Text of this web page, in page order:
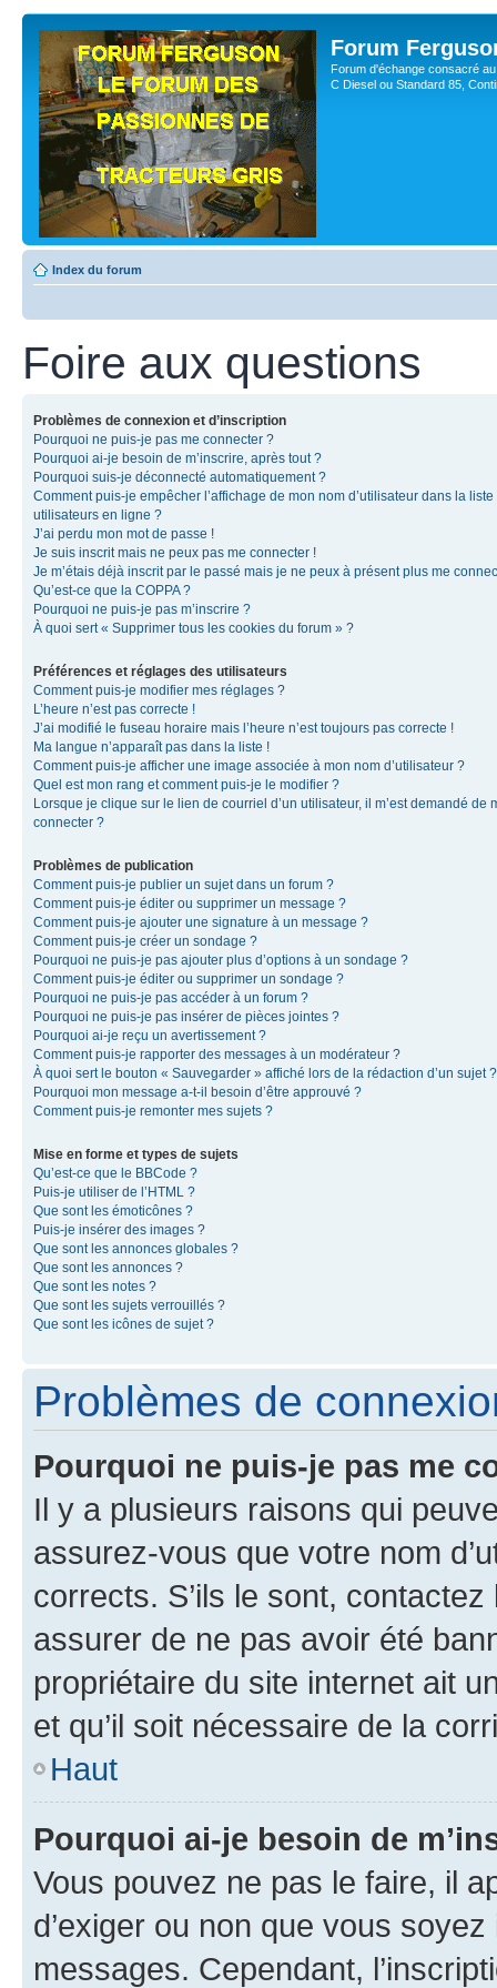
Forum
Forum d'échange consacré
C Diesel ou Standard 85,
Index du forum
Foire aux questions
Problèmes de connexion et d’inscription
Pourquoi ne puis-je pas me connecter ?
Pourquoi ai-je besoin de m’inscrire, après tout ?
Pourquoi suis-je déconnecté automatiquement ?
Comment puis-je empêcher l’affichage de mon nom d’utilisateur dans la liste
utilisateurs en ligne ?
J’ai perdu mon mot de passe !
Je suis inscrit mais ne peux pas me connecter !
Je m’étais déjà inscrit par le passé mais je ne peux à présent plus me
Qu’est-ce que la COPPA ?
Pourquoi ne puis-je pas m’inscrire ?
À quoi sert « Supprimer tous les cookies du forum » ?
Préférences et réglages des utilisateurs
Comment puis-je modifier mes réglages ?
L’heure n’est pas correcte !
J’ai modifié le fuseau horaire mais l’heure n’est toujours pas correcte !
Ma langue n’apparaît pas dans la liste !
Comment puis-je afficher une image associée à mon nom d’utilisateur ?
Quel est mon rang et comment puis-je le modifier ?
Lorsque je clique sur le lien de courriel d’un utilisateur, il m’est demandé de
connecter ?
Problèmes de publication
Comment puis-je publier un sujet dans un forum ?
Comment puis-je éditer ou supprimer un message ?
Comment puis-je ajouter une signature à un message ?
Comment puis-je créer un sondage ?
Pourquoi ne puis-je pas ajouter plus d’options à un sondage ?
Comment puis-je éditer ou supprimer un sondage ?
Pourquoi ne puis-je pas accéder à un forum ?
Pourquoi ne puis-je pas insérer de pièces jointes ?
Pourquoi ai-je reçu un avertissement ?
Comment puis-je rapporter des messages à un modérateur ?
À quoi sert le bouton « Sauvegarder » affiché lors de la rédaction d’un sujet ?
Pourquoi mon message a-t-il besoin d’être approuvé ?
Comment puis-je remonter mes sujets ?
Mise en forme et types de sujets
Qu’est-ce que le BBCode ?
Puis-je utiliser de l’HTML ?
Que sont les émoticônes ?
Puis-je insérer des images ?
Que sont les annonces globales ?
Que sont les annonces ?
Que sont les notes ?
Que sont les sujets verrouillés ?
Que sont les icônes de sujet ?
Problèmes de
Pourquoi ne puis-je pas me
Il y a plusieurs raisons qui
assurez-vous que votre nom
corrects. S’ils le sont,
assurer de ne pas avoir été
propriétaire du site internet ait
et qu’il soit nécessaire de la
Haut
Pourquoi ai-je besoin de
Vous pouvez ne pas le faire, il
d’exiger ou non que vous
messages. Cependant,